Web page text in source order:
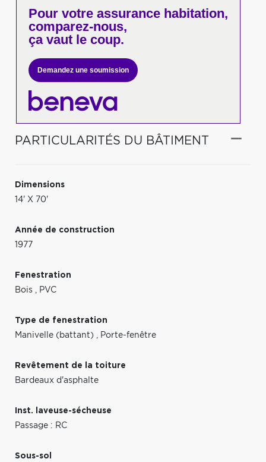
Pour votreassurance habitation,
comparez-nous,
ça vaut le coup.
Demandez une soumission
PARTICULARITÉS DU BÂTIMENT
Dimensions
14' X 70'
Année de construction
1977
Fenestration
Bois , PVC
Type de fenestration
Manivelle (battant) , Porte-fenêtre
Revêtement de la toiture
Bardeaux d'asphalte
Inst. laveuse-sécheuse
Passage : RC
Sous-sol